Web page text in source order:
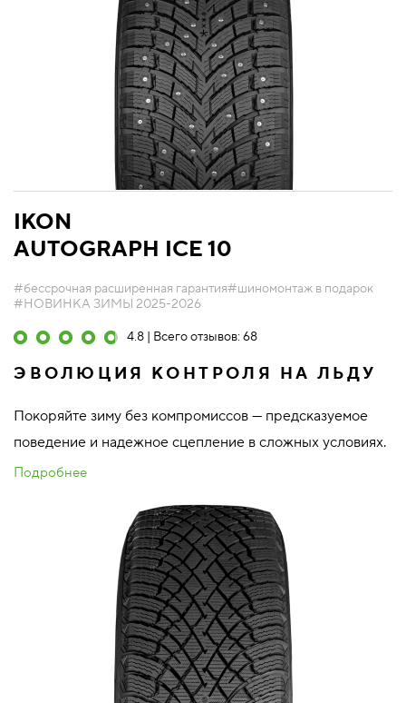
IKON
AUTOGRAPH ICE 10
#бессрочная расширенная гарантия#шиномонтаж в подарок
#НОВИНКА ЗИМЫ 2025-2026
4.8 | Всего отзывов: 68
ЭВОЛЮЦИЯ КОНТРОЛЯ НА ЛЬДУ
Покоряйте зиму без компромиссов — предсказуемое
поведение и надежное сцепление в сложных условиях.
Подробнее